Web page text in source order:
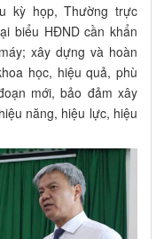
kỳ họp, Thường trực
biểu HĐND cần khẩn
xây dựng và hoàn
học, hiệu quả, phù
mới, bảo đảm xây
năng, hiệu lực, hiệu